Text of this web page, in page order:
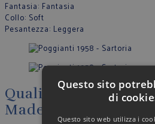
Fantasia: Fantasia
Collo: Soft
Pesantezza: Leggera
Qualità,
Made in Italy
Questo sito
di
Questo sito web utilizza i